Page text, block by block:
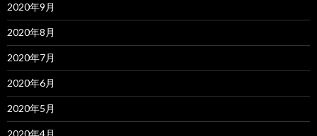
2020年9月
2020年8月
2020年7月
2020年6月
2020年5月
2020年4月